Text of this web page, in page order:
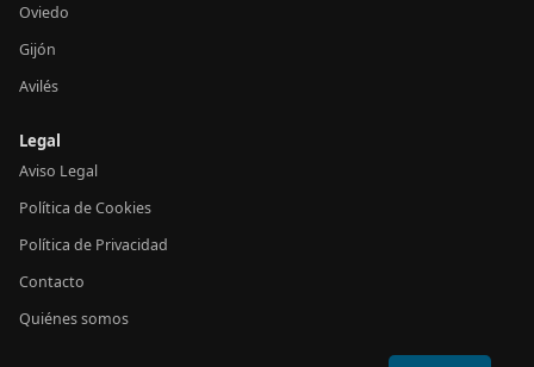
Oviedo
Gijón
Avilés
Legal
Aviso Legal
Política de Cookies
Política de Privacidad
Contacto
Quiénes somos